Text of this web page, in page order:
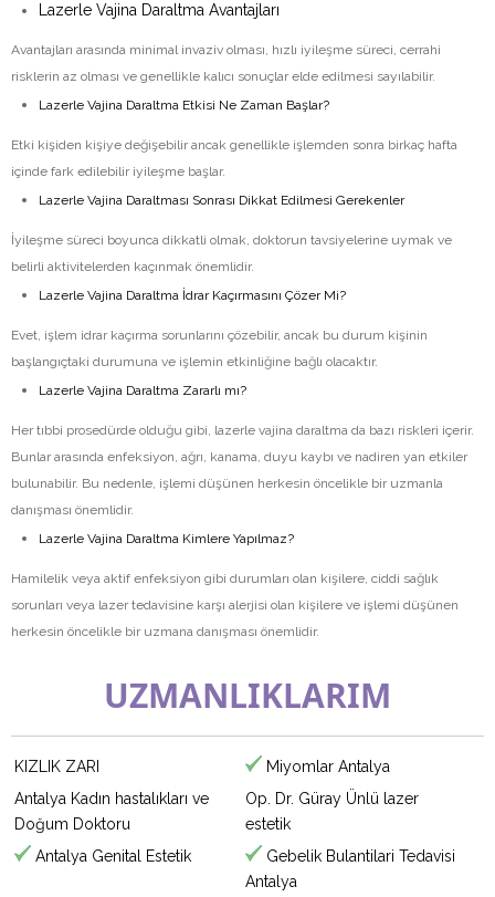
Lazerle Vajina Daraltma Avantajları
Avantajları arasında minimal invaziv olması, hızlı iyileşme süreci, cerrahi
risklerin az olması ve genellikle kalıcı sonuçlar elde edilmesi sayılabilir.
Lazerle Vajina Daraltma Etkisi Ne Zaman Başlar?
Etki kişiden kişiye değişebilir ancak genellikle işlemden sonra birkaç hafta
içinde fark edilebilir iyileşme başlar.
Lazerle Vajina Daraltması Sonrası Dikkat Edilmesi Gerekenler
İyileşme süreci boyunca dikkatli olmak, doktorun tavsiyelerine uymak ve
belirli aktivitelerden kaçınmak önemlidir.
Lazerle Vajina Daraltma İdrar Kaçırmasını Çözer Mi?
Evet, işlem idrar kaçırma sorunlarını çözebilir, ancak bu durum kişinin
başlangıçtaki durumuna ve işlemin etkinliğine bağlı olacaktır.
Lazerle Vajina Daraltma Zararlı mı?
Her tıbbi prosedürde olduğu gibi, lazerle vajina daraltma da bazı riskleri içerir.
Bunlar arasında enfeksiyon, ağrı, kanama, duyu kaybı ve nadiren yan etkiler
bulunabilir. Bu nedenle, işlemi düşünen herkesin öncelikle bir uzmanla
danışması önemlidir.
Lazerle Vajina Daraltma Kimlere Yapılmaz?
Hamilelik veya aktif enfeksiyon gibi durumları olan kişilere, ciddi sağlık
sorunları veya lazer tedavisine karşı alerjisi olan kişilere ve işlemi düşünen
herkesin öncelikle bir uzmana danışması önemlidir.
UZMANLIKLARIM
KIZLIK ZARI
Miyomlar Antalya
Antalya Kadın hastalıkları ve
Doğum Doktoru
Op. Dr. Güray Ünlü lazer
estetik
Antalya Genital Estetik
Gebelik Bulantilari Tedavisi
Antalya